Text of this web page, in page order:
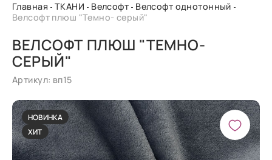
Главная ТКАНИ Велсофт
Велсофт однотонный
Велсофт плюш "Темно- серый"
ВЕЛСОФТ ПЛЮШ "ТЕМНО-
СЕРЫЙ"
Артикул: вп15
НОВИНКА
ХИТ